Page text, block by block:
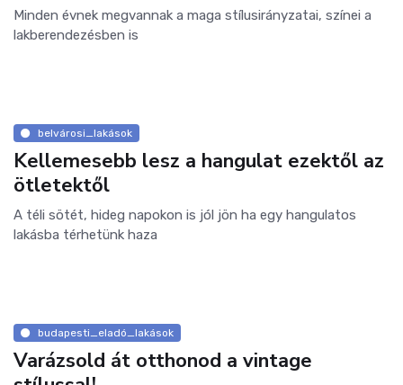
Minden évnek megvannak a maga stílusirányzatai, színei a
lakberendezésben is
belvárosi_lakások
Kellemesebb lesz a hangulat ezektől az
ötletektől
A téli sötét, hideg napokon is jól jön ha egy hangulatos
lakásba térhetünk haza
budapesti_eladó_lakások
Varázsold át otthonod a vintage